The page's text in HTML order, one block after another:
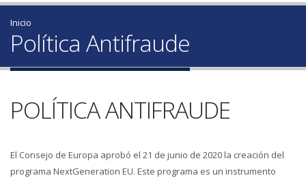
Inicio
Política Antifraude
POLÍTICA ANTIFRAUDE
El Consejo de Europa aprobó el 21 de junio de 2020 la creación del
programa NextGeneration EU. Este programa es un instrumento